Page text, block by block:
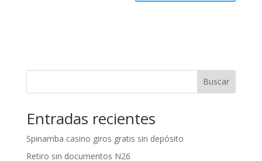
Buscar
Entradas recientes
Spinamba casino giros gratis sin depósito
Retiro sin documentos N26